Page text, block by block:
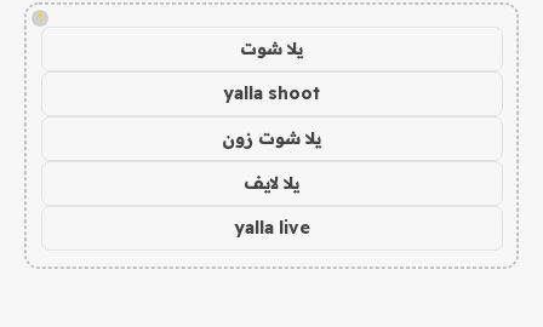
!
يلا شوت
yalla shoot
يلا شوت زون
يلا لايف
yalla live